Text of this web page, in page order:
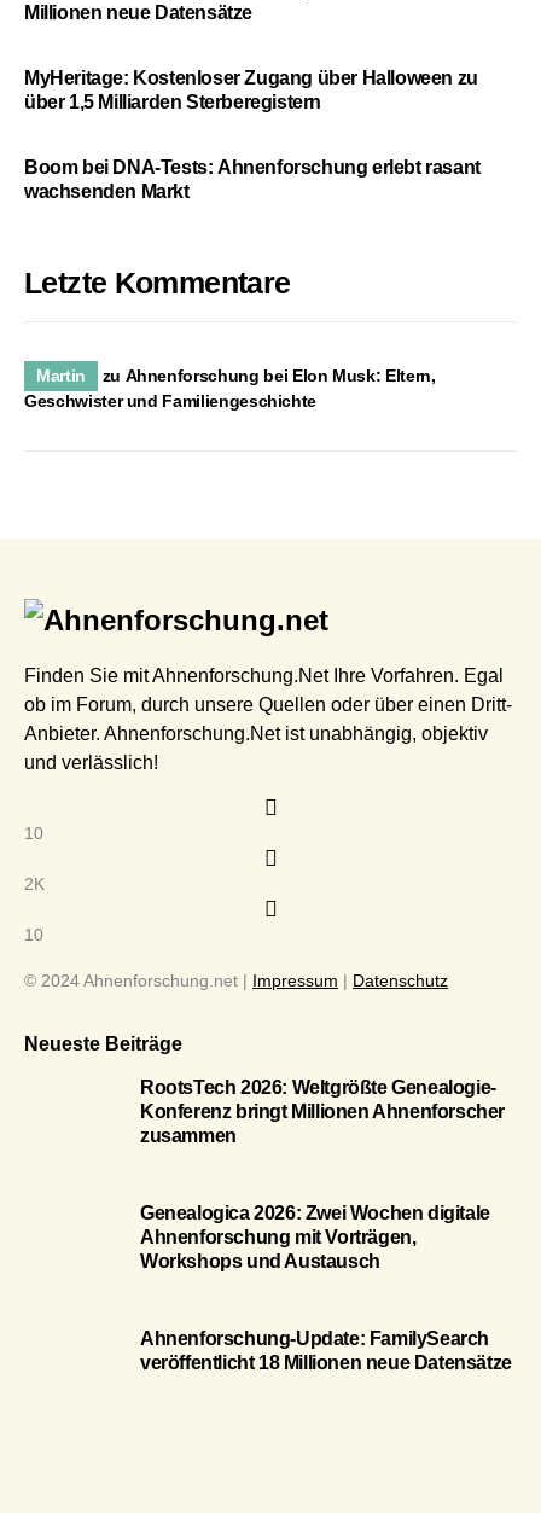
Millionen neue Datensätze
MyHeritage: Kostenloser Zugang über Halloween zu
über 1,5 Milliarden Sterberegistern
Boom bei DNA-Tests: Ahnenforschung erlebt rasant
wachsenden Markt
Letzte Kommentare
Martin zu Ahnenforschung bei Elon Musk: Eltern,
Geschwister und Familiengeschichte
Finden Sie mit Ahnenforschung.Net Ihre Vorfahren. Egal
ob im Forum, durch unsere Quellen oder über einen Dritt-
Anbieter. Ahnenforschung.Net ist unabhängig, objektiv
und verlässlich!
10
2K
10
© 2024 Ahnenforschung.net | Impressum | Datenschutz
Neueste Beiträge
RootsTech 2026: Weltgrößte Genealogie-
Konferenz bringt Millionen Ahnenforscher
zusammen
Genealogica 2026: Zwei Wochen digitale
Ahnenforschung mit Vorträgen,
Workshops und Austausch
Ahnenforschung-Update: FamilySearch
veröffentlicht 18 Millionen neue Datensätze